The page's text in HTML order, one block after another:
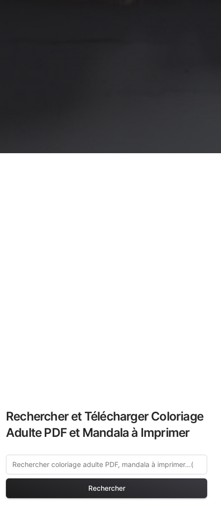
Rechercher et Télécharger Coloriage
Adulte PDF et Mandala à Imprimer
Rechercher